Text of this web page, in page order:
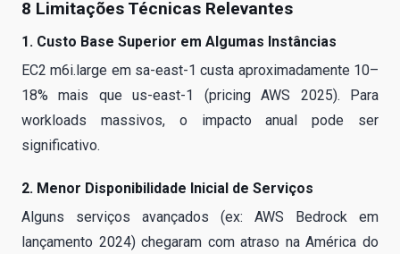
8 Limitações Técnicas Relevantes
1. Custo Base Superior em Algumas Instâncias
EC2 m6i.large em sa-east-1 custa aproximadamente 10–
18% mais que us-east-1 (pricing AWS 2025). Para
workloads massivos, o impacto anual pode ser
significativo.
2. Menor Disponibilidade Inicial de Serviços
Alguns serviços avançados (ex: AWS Bedrock em
lançamento 2024) chegaram com atraso na América do